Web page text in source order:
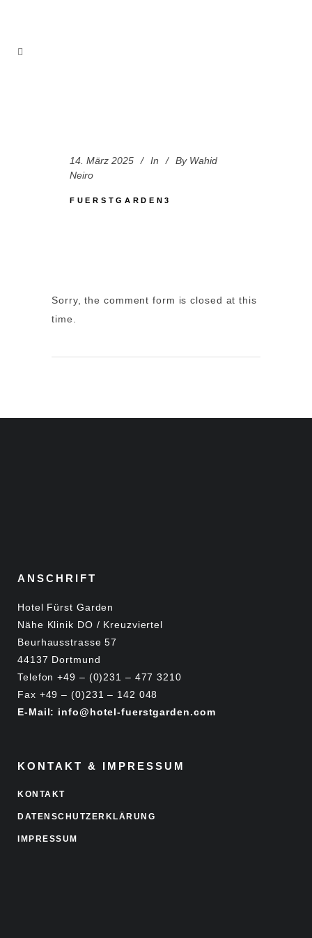
14. März 2025 In By Wahid
Neiro
FUERSTGARDEN3
Sorry, the comment form is closed at this
time.
ANSCHRIFT
Hotel Fürst Garden
Nähe Klinik DO / Kreuzviertel
Beurhausstrasse 57
44137 Dortmund
Telefon +49 – (0)231 – 477 3210
Fax +49 – (0)231 – 142 048
E-Mail: info@hotel-fuerstgarden.com
KONTAKT & IMPRESSUM
KONTAKT
DATENSCHUTZERKLÄRUNG
IMPRESSUM